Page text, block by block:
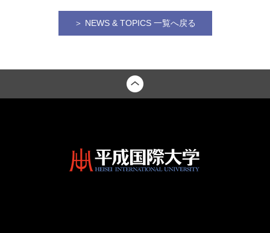
＞ NEWS & TOPICS 一覧へ戻る